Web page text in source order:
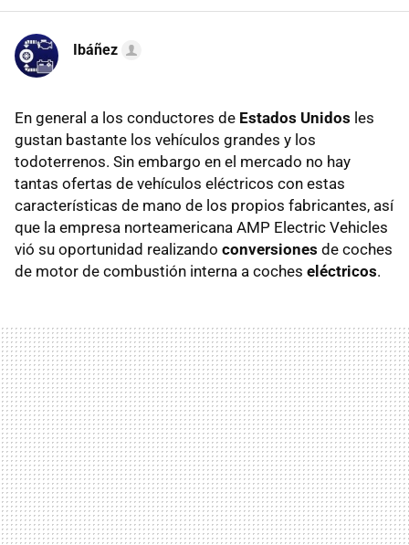
Ibáñez
En general a los conductores de Estados Unidos les
gustan bastante los vehículos grandes y los
todoterrenos. Sin embargo en el mercado no hay
tantas ofertas de vehículos eléctricos con estas
características de mano de los propios fabricantes, así
que la empresa norteamericana AMP Electric Vehicles
vió su oportunidad realizando conversiones de coches
de motor de combustión interna a coches eléctricos.